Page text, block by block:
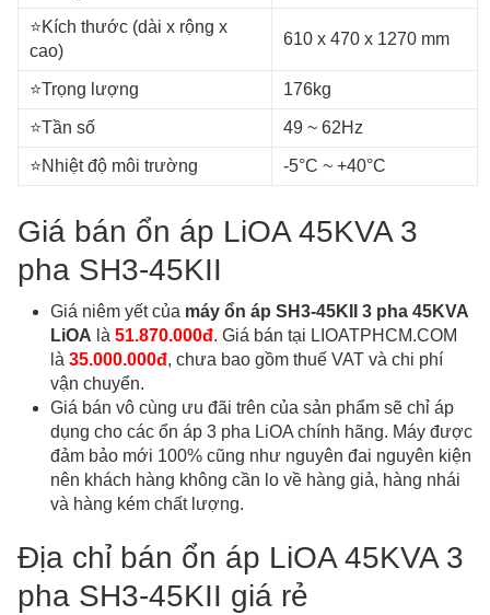
⭐️Kích thước (dài x rộng x
cao)
610 x 470 x 1270 mm
⭐️Trọng lượng 176kg
⭐️Tần số 49 ~ 62Hz
⭐️Nhiệt độ môi trường -5°C ~ +40°C
Giá bán ổn áp LiOA 45KVA 3
pha SH3-45KII
Giá niêm yết của máy ổn áp SH3-45KII 3 pha 45KVA
LiOA là 51.870.000đ. Giá bán tại LIOATPHCM.COM
là 35.000.000đ, chưa bao gồm thuế VAT và chi phí
vận chuyển.
Giá bán vô cùng ưu đãi trên của sản phẩm sẽ chỉ áp
dụng cho các ổn áp 3 pha LiOA chính hãng. Máy được
đảm bảo mới 100% cũng như nguyên đai nguyên kiện
nên khách hàng không cần lo về hàng giả, hàng nhái
và hàng kém chất lượng.
Địa chỉ bán ổn áp LiOA 45KVA 3
pha SH3-45KII giá rẻ